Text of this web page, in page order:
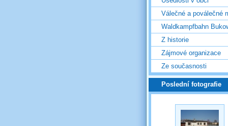
Válečné a poválečné
Waldkampfbahn
Z historie
Zájmové organizace
Ze současnosti
Poslední fotografie